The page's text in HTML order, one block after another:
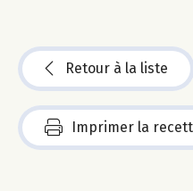
Retour à la liste
Imprimer la